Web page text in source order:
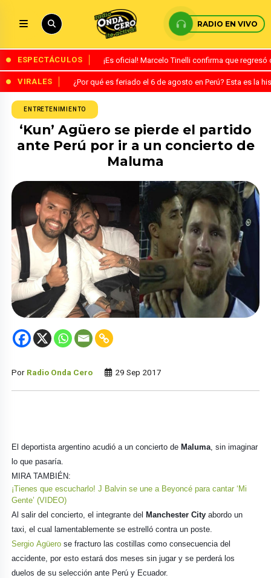
RADIO EN VIVO
ESPECTÁCULOS ¡Es oficial! Marcelo Tinelli confirma que
VIRALES ¿Por qué es feriado el 6 de agosto en Perú? Esta es la
ENTRETENIMIENTO
‘Kun’ Agüero se pierde el partido
ante Perú por ir a un concierto de
Maluma
Por Radio Onda Cero 29 Sep 2017
El deportista argentino acudió a un concierto de Maluma , sin imaginar
lo que pasaría.
MIRA TAMBIÉN:
¡Tienes que escucharlo! J Balvin se une a Beyoncé para cantar ‘Mi
Gente’ (VIDEO)
Al salir del concierto, el integrante delManchester City abordo un
taxi, el cual lamentablemente se estrelló contra un poste.
SergioAgüero se fracturo las costillas como consecuencia del
accidente, por esto estará dos meses sin jugar y se perderá los
duelos de su selección ante Perú y Ecuador.